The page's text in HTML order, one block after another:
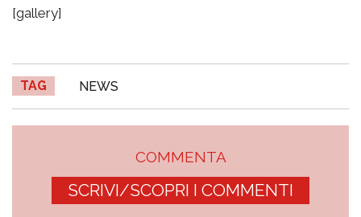
[gallery]
TAG NEWS
COMMENTA
SCRIVI/SCOPRI I COMMENTI